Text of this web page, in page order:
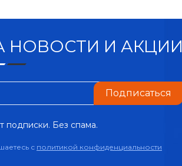
НОВОСТИ И АКЦИИ
Подписаться
подписки. Без спама.
с политикой конфиденциальности